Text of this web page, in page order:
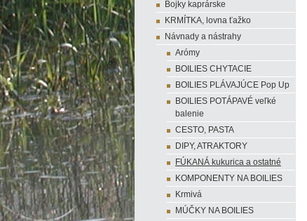
Bojky kaprárske
KRMÍTKA, lovna ťažko
Návnady a nástrahy
Arómy
BOILIES CHYTACIE
BOILIES PLÁVAJÚCE Pop Up
BOILIES POTÁPAVÉ veľké
balenie
CESTO, PASTA
DIPY, ATRAKTORY
FÚKANÁ kukurica a ostatné
KOMPONENTY NA BOILIES
Krmivá
MÚČKY NA BOILIES